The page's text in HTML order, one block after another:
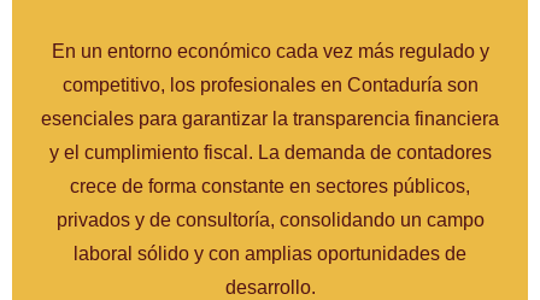
En un entorno económico cada vez más regulado y
competitivo, los profesionales en Contaduría son
esenciales para garantizar la transparencia financiera
y el cumplimiento fiscal. La demanda de contadores
crece de forma constante en sectores públicos,
privados y de consultoría, consolidando un campo
laboral sólido y con amplias oportunidades de
desarrollo.